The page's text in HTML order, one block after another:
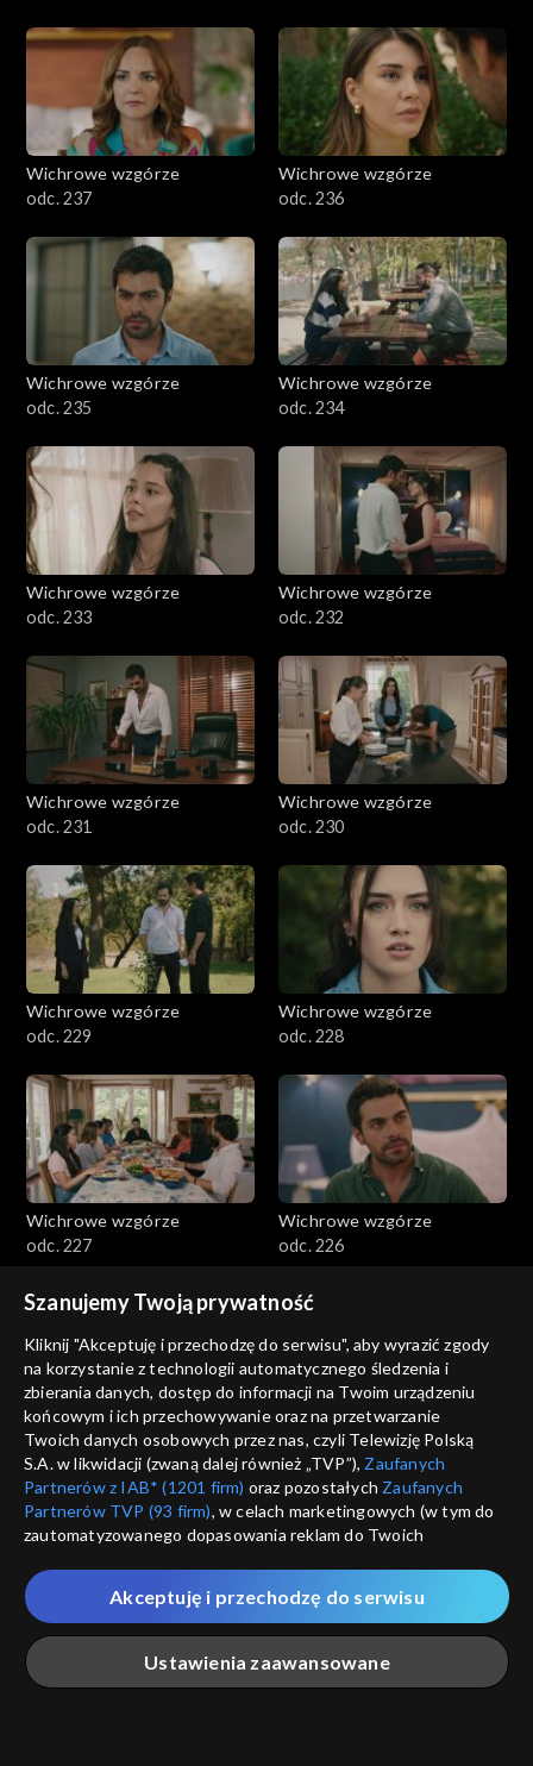
Wichrowe wzgórze
odc. 237
Wichrowe wzgórze
odc. 236
Wichrowe wzgórze
odc. 235
Wichrowe wzgórze
odc. 234
Wichrowe wzgórze
odc. 233
Wichrowe wzgórze
odc. 232
Wichrowe wzgórze
odc. 231
Wichrowe wzgórze
odc. 230
Wichrowe wzgórze
odc. 229
Wichrowe wzgórze
odc. 228
Wichrowe wzgórze
odc. 227
Wichrowe wzgórze
odc. 226
Wichrowe wzgórze
odc. 225
Wichrowe wzgórze
odc. 224
Wichrowe wzgórze
odc. 223
Wichrowe wzgórze
odc. 222
Szanujemy Twoją prywatność
Kliknij "Akceptuję i przechodzę do serwisu", aby wyrazić zgody
na korzystanie z technologii automatycznego śledzenia i
zbierania danych, dostęp do informacji na Twoim urządzeniu
końcowym i ich przechowywanie oraz na przetwarzanie
Twoich danych osobowych przez nas, czyli Telewizję Polską
S.A. w likwidacji (zwaną dalej również „TVP”), Zaufanych
Partnerów z IAB* (1201 firm) oraz pozostałych Zaufanych
Partnerów TVP (93 firm), w celach marketingowych (w tym do
zautomatyzowanego dopasowania reklam do Twoich
które wskazujemy poniżej, a także zgody na udostępnianie
przez nas identyfikatora PPID do Google.
Twoje dane osobowe zbierane podczas odwiedzania przez
Ciebie naszych
poszczególnych serwisówzwanych dalej
„Portalem”, w tym informacje zapisywane za pomocą
Ustawienia zaawansowane
Akceptuję i przechodzę do serwisu